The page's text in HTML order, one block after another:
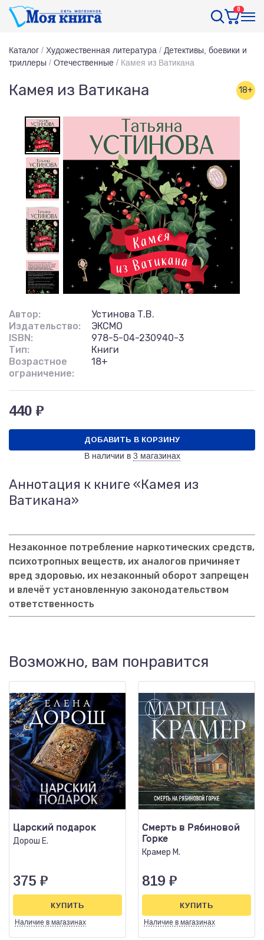
0
Каталог / Художественная литература / Детективы, боевики и
триллеры / Отечественные / Камея из Ватикана
Камея из Ватикана 18+
Автор:
Устинова Т.В.
Издательство:
ЭКСМО
ISBN:
978-5-04-230940-3
Тип:
Книги
Возрастное
ограничение:
18+
440 ₽
ДОБАВИТЬ В КОРЗИНУ
В наличии в 3 магазинах
Аннотация к книге «Камея из
Ватикана»
Незаконное потребление наркотических средств,
психотропных веществ, их аналогов причиняет
вред здоровью, их незаконный оборот запрещен
и влечёт установленную законодательством
ответственность
Возможно, вам понравится
Царский подарок
Дорош Е.
375 ₽
Наличие в магазинах
КУПИТЬ
Смерть в Рябиновой
Горке
Крамер М.
819 ₽
Наличие в магазинах
КУПИТЬ